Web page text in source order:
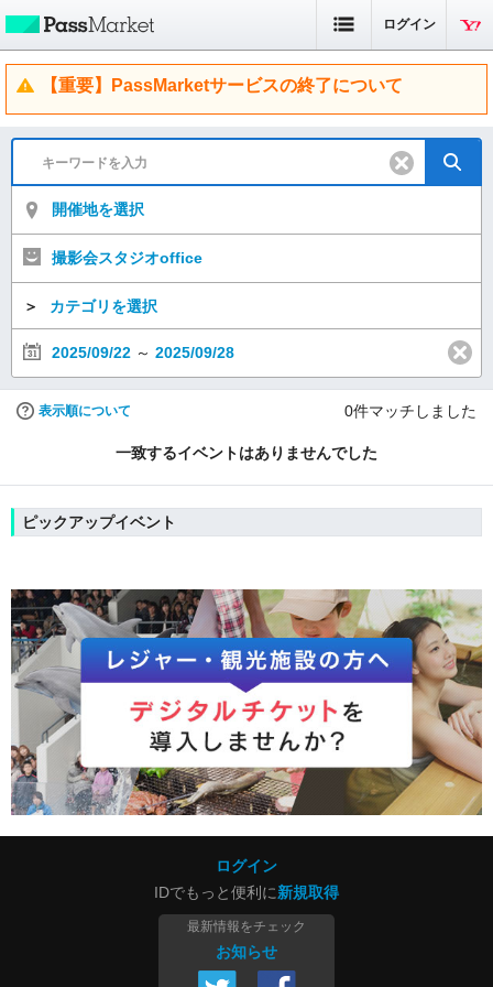
ログイン
【重要】PassMarketサービスの終了について
開催地を選択
撮影会スタジオoffice
＞ カテゴリを選択
2025/09/22 ～ 2025/09/28
表示順について 0件マッチしました
一致するイベントはありませんでした
ピックアップイベント
ログイン
IDでもっと便利に新規取得
最新情報をチェック
お知らせ